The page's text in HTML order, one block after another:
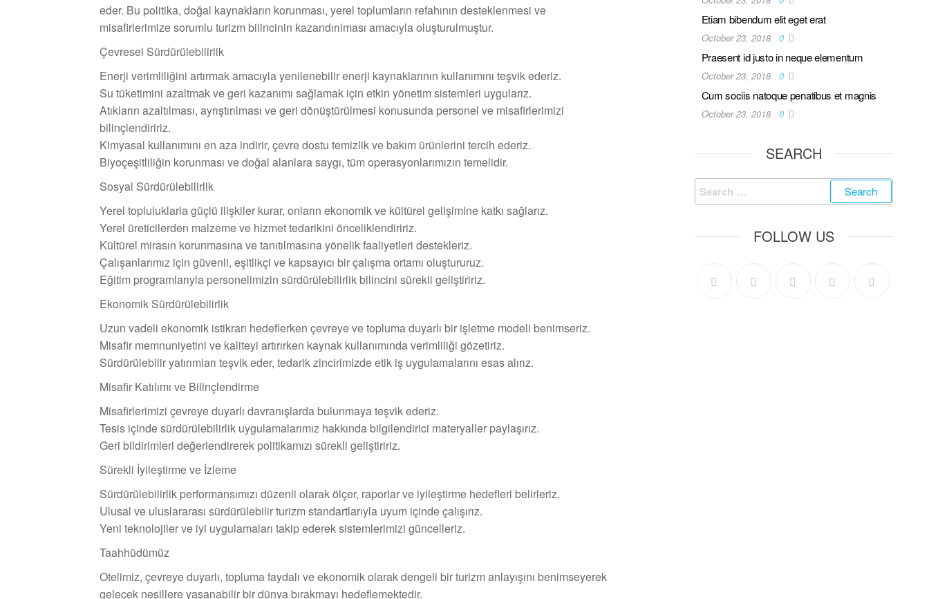
eder. Bu politika, doğal kaynakların korunması, yerel toplumların refahının desteklenmesi ve
misafirlerimize sorumlu turizm bilincinin kazandırılması amacıyla oluşturulmuştur.
Çevresel Sürdürülebilirlik
Enerji verimliliğini artırmak amacıyla yenilenebilir enerji kaynaklarının kullanımını teşvik ederiz.
Su tüketimini azaltmak ve geri kazanımı sağlamak için etkin yönetim sistemleri uygularız.
Atıkların azaltılması, ayrıştırılması ve geri dönüştürülmesi konusunda personel ve misafirlerimizi
bilinçlendiririz.
Kimyasal kullanımını en aza indirir, çevre dostu temizlik ve bakım ürünlerini tercih ederiz.
Biyoçeşitliliğin korunması ve doğal alanlara saygı, tüm operasyonlarımızın temelidir.
Sosyal Sürdürülebilirlik
Yerel topluluklarla güçlü ilişkiler kurar, onların ekonomik ve kültürel gelişimine katkı sağlarız.
Yerel üreticilerden malzeme ve hizmet tedarikini önceliklendiririz.
Kültürel mirasın korunmasına ve tanıtılmasına yönelik faaliyetleri destekleriz.
Çalışanlarımız için güvenli, eşitlikçi ve kapsayıcı bir çalışma ortamı oluştururuz.
Eğitim programlarıyla personelimizin sürdürülebilirlik bilincini sürekli geliştiririz.
Ekonomik Sürdürülebilirlik
Uzun vadeli ekonomik istikrarı hedeflerken çevreye ve topluma duyarlı bir işletme modeli benimseriz.
Misafir memnuniyetini ve kaliteyi artırırken kaynak kullanımında verimliliği gözetiriz.
Sürdürülebilir yatırımları teşvik eder, tedarik zincirimizde etik iş uygulamalarını esas alırız.
Misafir Katılımı ve Bilinçlendirme
Misafirlerimizi çevreye duyarlı davranışlarda bulunmaya teşvik ederiz.
Tesis içinde sürdürülebilirlik uygulamalarımız hakkında bilgilendirici materyaller paylaşırız.
Geri bildirimleri değerlendirerek politikamızı sürekli geliştiririz.
Sürekli İyileştirme ve İzleme
Sürdürülebilirlik performansımızı düzenli olarak ölçer, raporlar ve iyileştirme hedefleri belirleriz.
Ulusal ve uluslararası sürdürülebilir turizm standartlarıyla uyum içinde çalışırız.
Yeni teknolojiler ve iyi uygulamaları takip ederek sistemlerimizi güncelleriz.
Taahhüdümüz
Otelimiz, çevreye duyarlı, topluma faydalı ve ekonomik olarak dengeli bir turizm anlayışını benimseyerek
gelecek nesillere yaşanabilir bir dünya bırakmayı hedeflemektedir.
Etiam bibendum elit eget erat
October 23, 2018 0
Praesent id justo in neque elementum
October 23, 2018 0
Cum sociis natoque penatibus et magnis
October 23, 2018 0
SEARCH
FOLLOW US